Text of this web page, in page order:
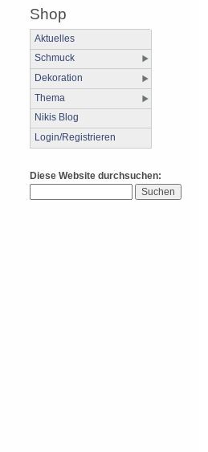
Shop
Aktuelles
Schmuck
Dekoration
Thema
Nikis Blog
Login/Registrieren
Diese Website durchsuchen: